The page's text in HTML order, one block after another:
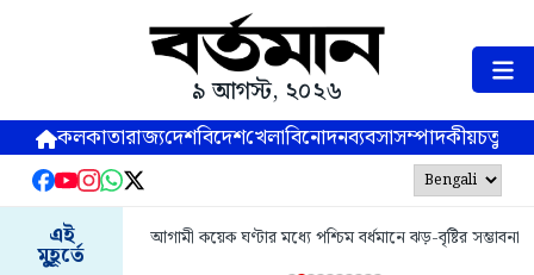
৯ আগস্ট, ২০২৬
কলকাতারাজ্যদেশবিদেশখেলাবিনোদনব্যবসাসম্পাদকীয়
এই
মুহূর্তে
আগামী কয়েক ঘণ্টার মধ্যে পশ্চিম বর্ধমানে ঝড়-বৃষ্টির সম্ভাবনা